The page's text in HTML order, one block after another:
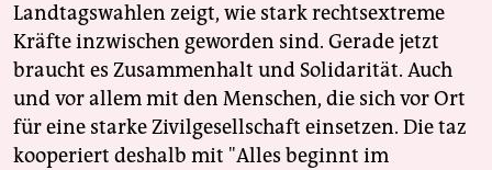
Landtagswahlen zeigt, wie stark rechtsextreme
Kräfte inzwischen geworden sind. Gerade jetzt
braucht es Zusammenhalt und Solidarität. Auch
und vor allem mit den Menschen, die sich vor Ort
für eine starke Zivilgesellschaft einsetzen. Die taz
kooperiert deshalb mit "Alles beginnt im